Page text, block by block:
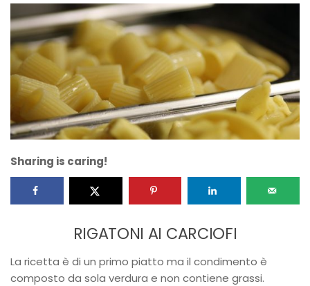
Sharing is caring!
RIGATONI AI CARCIOFI
La ricetta è di un primo piatto ma il condimento è
composto da sola verdura e non contiene grassi.